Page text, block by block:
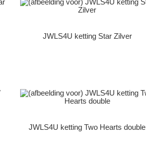
JWLS4U ketting Star Zilver
JWLS4U ketting Two Hearts double